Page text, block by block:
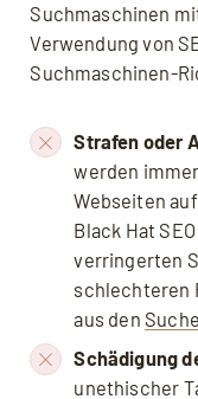
Suchmaschinen
Verwendung von
Suchmaschinen-
Strafen oder
werden
Webseiten
Black Hat
verringerten
schlechteren
aus den
Schädigung
unethischer